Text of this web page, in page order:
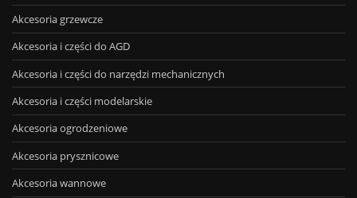
Akcesoria grzewcze
Akcesoria i części do AGD
Akcesoria i części do narzędzi mechanicznych
Akcesoria i części modelarskie
Akcesoria ogrodzeniowe
Akcesoria prysznicowe
Akcesoria wannowe